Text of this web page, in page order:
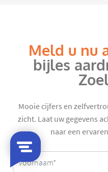
Meld u nu
bijles
Mooie cijfers en
zicht. Laat uw gegevens
naar een